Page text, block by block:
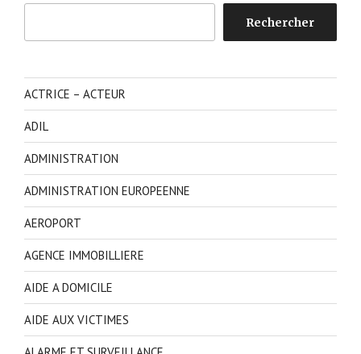
Rechercher
ACTRICE – ACTEUR
ADIL
ADMINISTRATION
ADMINISTRATION EUROPEENNE
AEROPORT
AGENCE IMMOBILLIERE
AIDE A DOMICILE
AIDE AUX VICTIMES